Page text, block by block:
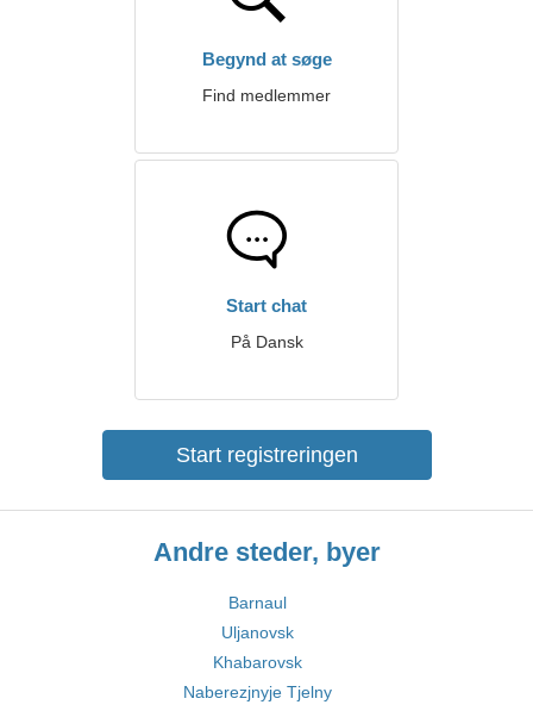
Begynd at søge
Find medlemmer
Start chat
På Dansk
Start registreringen
Andre steder, byer
Barnaul
Uljanovsk
Khabarovsk
Naberezjnyje Tjelny